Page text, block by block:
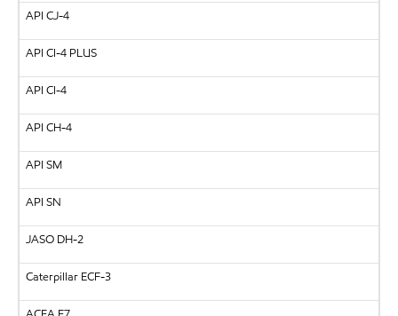
API CJ-4
API CI-4 PLUS
API CI-4
API CH-4
API SM
API SN
JASO DH-2
Caterpillar ECF-3